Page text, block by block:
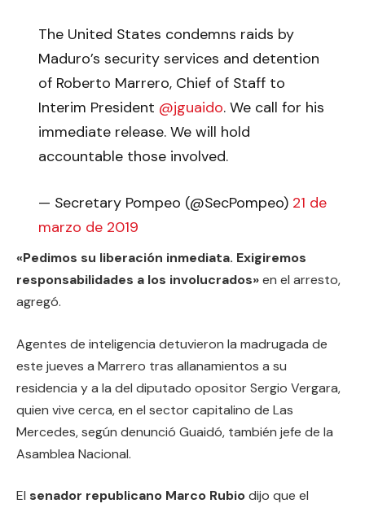
The United States condemns raids by
Maduro’s security services and detention
of Roberto Marrero, Chief of Staff to
Interim President @jguaido. We call for his
immediate release. We will hold
accountable those involved.
— Secretary Pompeo (@SecPompeo) 21 de
marzo de 2019
«Pedimos su liberación inmediata. Exigiremos
responsabilidades a los involucrados»en el arresto,
agregó.
Agentes de inteligencia detuvieron la madrugada de
este jueves a Marrero tras allanamientos a su
residencia y a la del diputado opositor Sergio Vergara,
quien vive cerca, en el sector capitalino de Las
Mercedes, según denunció Guaidó, también jefe de la
Asamblea Nacional.
El senador republicano Marco Rubiodijo que el